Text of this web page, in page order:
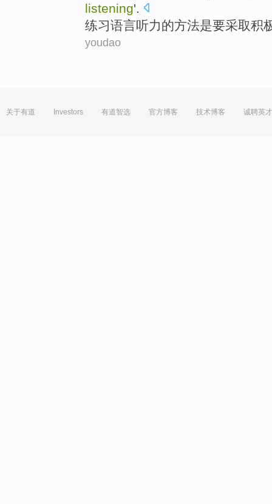
listening'.
练习语言听力的方法是要采取积
youdao
关于有道 Investors 有道智选 官方博客 技术博客 诚聘英才